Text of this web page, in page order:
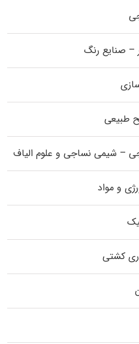
– صنایع رنگ
طبیعی
– شیمی نساجی و علوم الیاف
و مواد
کشتی